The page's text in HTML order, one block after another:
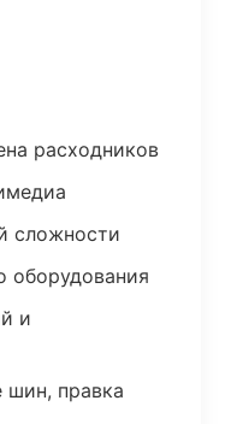
расходников
сложности
оборудования
и
правка